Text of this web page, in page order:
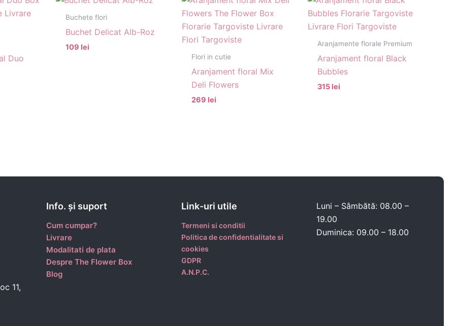
Duo
Buchete flori
Buchet Delicat Alb-Roz
109 lei
Flori in cutie
Aranjament floral Mix
Deli Flowers
269 lei
Aranjamente florale Premium
Aranjament floral Black
Bubbles
315 lei
11,
Info. şi suport
Cum cumpar?
Livrare
Modalitati de plata
Despre The Flower Box
Blog
Link-uri utile
Termeni si conditii
Politica de confidentialitate si
cookies
GDPR
A.N.P.C.
Luni – Sâmbătă: 08.00 –
19.00
Duminica: 09.00 – 18.00